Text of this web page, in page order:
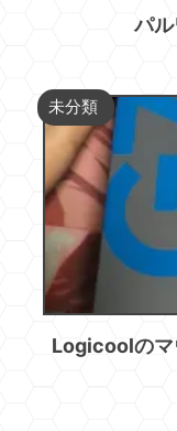
パ
未分類
Logicoolのマ